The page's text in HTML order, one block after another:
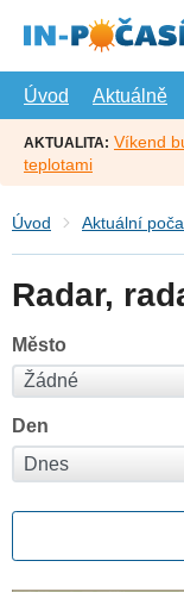
hlavní
Úvod
Aktuálně
AKTUALITA: Víkend
teplotami
Úvod Aktuální
Radar,
Město
Den